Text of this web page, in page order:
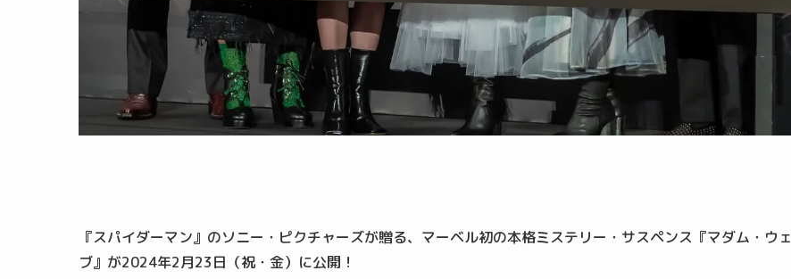
『スパイダーマン』のソニー・ピクチャーズが贈る、マーベル初の本格ミステリー・サスペンス『マダム・ウェ
ブ』が2024年2月23日（祝・金）に公開！